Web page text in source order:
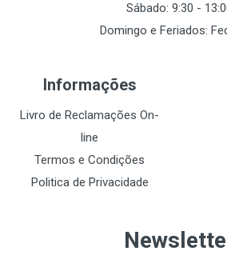
Sábado: 9:30 -
Domingo e Feriados:
Informações
Livro de Reclamações On-
line
Termos e Condições
Politica de Privacidade